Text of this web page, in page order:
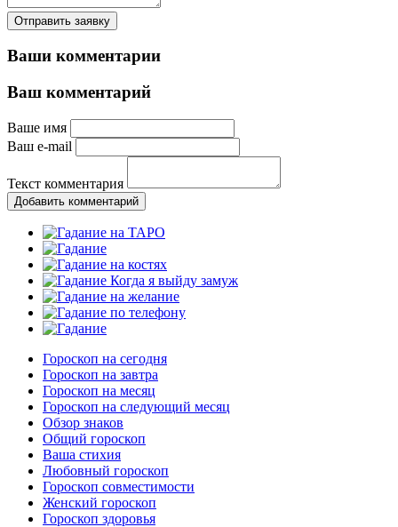
Отправить заявку
Ваши комментарии
Ваш комментарий
Ваше имя
Ваш e-mail
Текст комментария
Добавить комментарий
Гороскоп на сегодня
Гороскоп на завтра
Гороскоп на месяц
Гороскоп на следующий месяц
Обзор знаков
Общий гороскоп
Ваша стихия
Любовный гороскоп
Гороскоп совместимости
Женский гороскоп
Гороскоп здоровья